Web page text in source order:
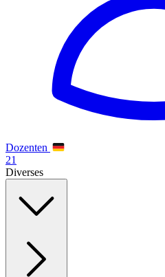
Dozenten
21
Diverses